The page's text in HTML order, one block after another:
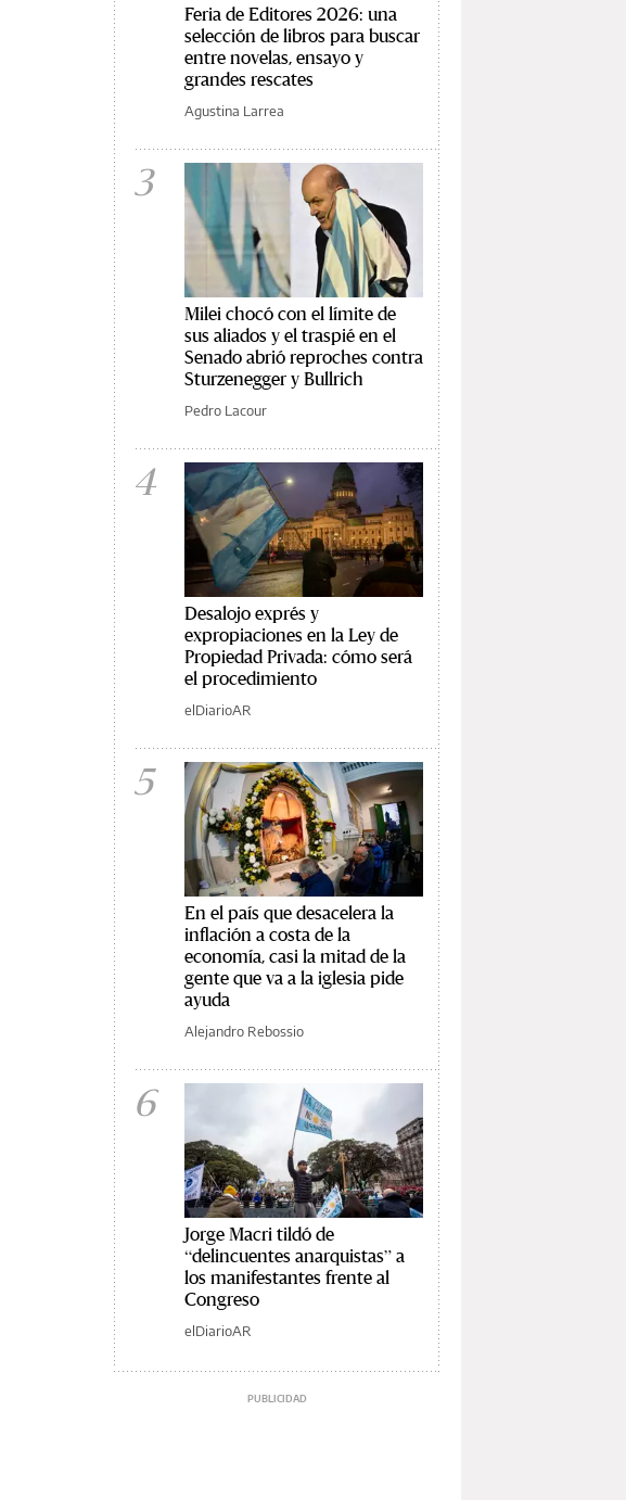
Feria de Editores 2026: una
selección de libros para buscar
entre novelas, ensayo y
grandes rescates
Agustina Larrea
3
Milei chocó con el límite de
sus aliados y el traspié en el
Senado abrió reproches contra
Sturzenegger y Bullrich
Pedro Lacour
4
Desalojo exprés y
expropiaciones en la Ley de
Propiedad Privada: cómo será
el procedimiento
elDiarioAR
5
En el país que desacelera la
inflación a costa de la
economía, casi la mitad de la
gente que va a la iglesia pide
ayuda
Alejandro Rebossio
6
Jorge Macri tildó de
“delincuentes anarquistas” a
los manifestantes frente al
Congreso
elDiarioAR